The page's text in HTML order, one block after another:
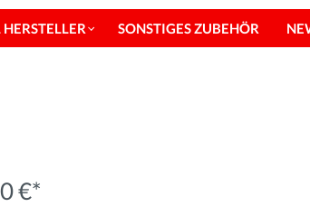
SONSTIGES ZUBEHÖR
€*